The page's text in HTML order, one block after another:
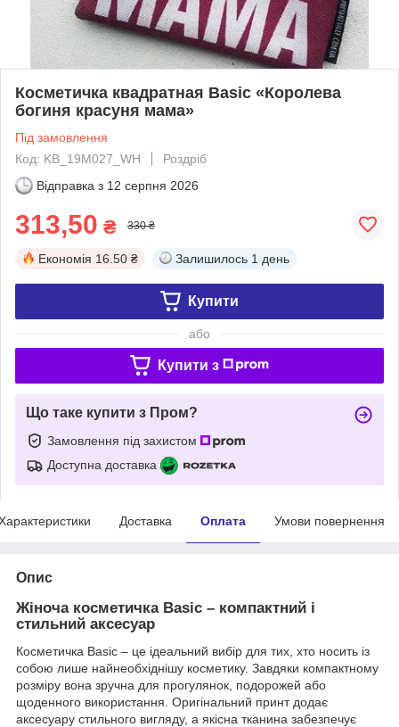
Косметичка квадратная Basic «Королева
богиня красуня мама»
Під замовлення
Код: KB_19M027_WH
Роздріб
Відправка з 12 серпня 2026
313,50 ₴ 330 ₴
Економія 16.50 ₴ Залишилось 1 день
Купити
або
Купити з
Що таке купити з Пром?
Замовлення під захистом
Доступна доставка
Доставка Оплата Умови повернення
Опис
Жіноча косметичка Basic – компактний і
стильний аксесуар
Косметичка Basic – це ідеальний вибір для тих, хто носить із
собою лише найнеобхіднішу косметику. Завдяки компактному
розміру вона зручна для прогулянок, подорожей або
щоденного використання. Оригінальний принт додає
аксесуару стильного вигляду, а якісна тканина забезпечує